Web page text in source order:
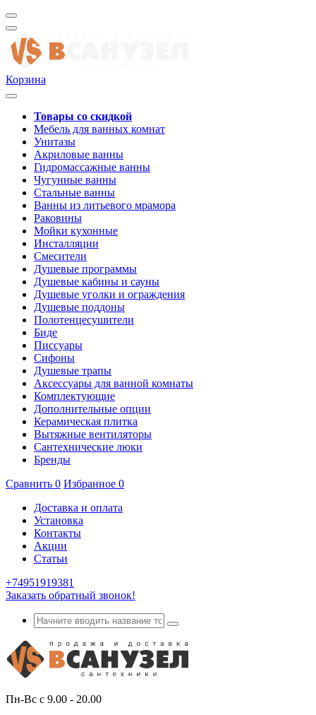
Корзина
Товары со скидкой
Мебель для ванных комнат
Унитазы
Акриловые ванны
Гидромассажные ванны
Чугунные ванны
Стальные ванны
Ванны из литьевого мрамора
Раковины
Мойки кухонные
Инсталляции
Смесители
Душевые программы
Душевые кабины и сауны
Душевые уголки и ограждения
Душевые поддоны
Полотенцесушители
Биде
Писсуары
Сифоны
Душевые трапы
Аксессуары для ванной комнаты
Комплектующие
Дополнительные опции
Керамическая плитка
Вытяжные вентиляторы
Сантехнические люки
Бренды
Сравнить 0 Избранное 0
Доставка и оплата
Установка
Контакты
Акции
Статьи
+74951919381
Заказать обратный звонок!
Пн-Вс с 9.00 - 20.00